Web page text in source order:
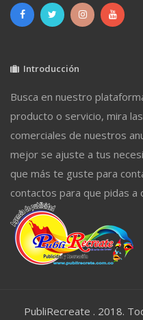
Introducción
Busca en nuestro
producto o servicio, mira
comerciales de nuestros
mejor se ajuste a tus
que más te guste para
contactos para que pidas a
PubliRecreate . 2018.